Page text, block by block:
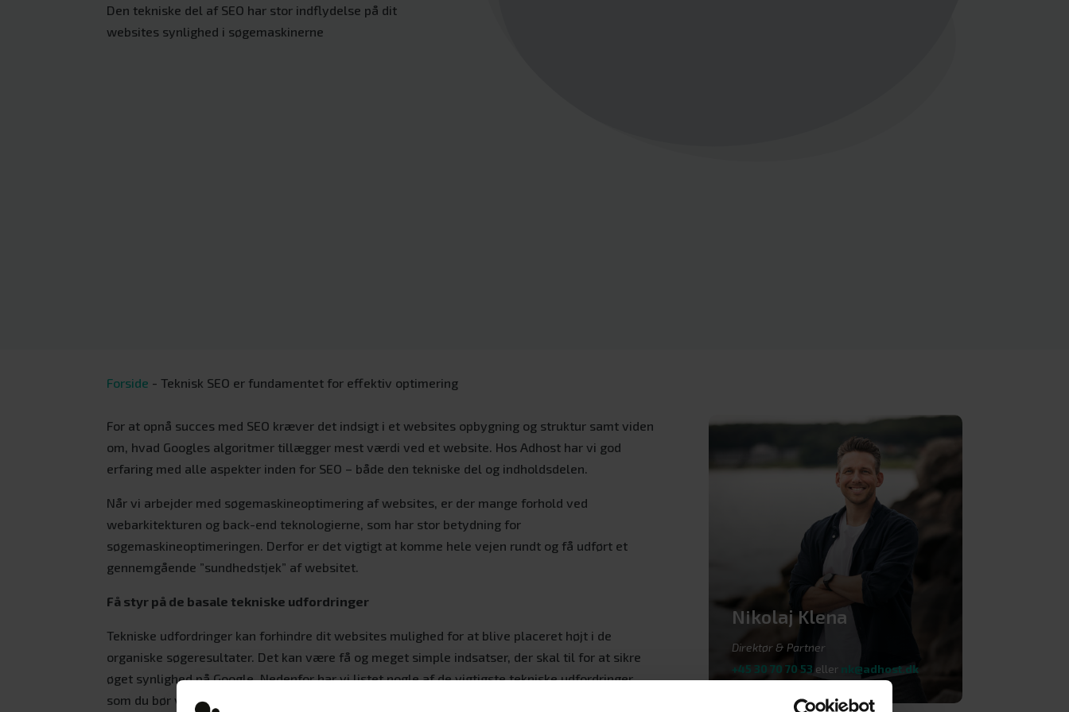
Den tekniske del af SEO har stor indflydelse på dit
websites synlighed i søgemaskinerne
Forside -Teknisk SEO er fundamentet for effektiv optimering
For at opnå succes med SEO kræver det indsigt i et websites opbygning og struktur samt viden
om, hvad Googles algoritmer tillægger mest værdi ved et website. Hos Adhost har vi god
erfaring med alle aspekter inden for SEO – både den tekniske del og indholdsdelen.
Når vi arbejder med søgemaskineoptimering af websites, er der mange forhold ved
webarkitekturen og back-end teknologierne, som har stor betydning for
søgemaskineoptimeringen. Derfor er det vigtigt at komme hele vejen rundt og få udført et
gennemgående ”sundhedstjek” af websitet.
Få styr på de basale tekniske udfordringer
Tekniske udfordringer kan forhindre dit websites mulighed for at blive placeret højt i de
organiske søgeresultater. Det kan være få og meget simple indsatser, der skal til for at sikre
øget synlighed på Google. Nedenfor har vi listet nogle af de vigtigste tekniske udfordringer,
som du bør være særligt opmærksom på i forhold til tekniske SEO.
Nikolaj Klena
Direktør & Partner
+45 30 70 70 53 eller nk@adhost.dk